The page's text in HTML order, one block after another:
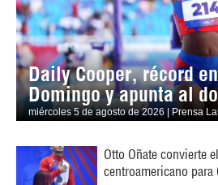
Daily Cooper, récord
Domingo y apunta al
miércoles 5 de agosto de 2026 | Prensa
Otto Oñate convierte
centroamericano para